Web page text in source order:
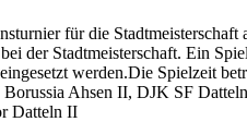
für die Stadtmeisterschaft
der Stadtmeisterschaft. Ein
werden.Die Spielzeit
Borussia Ahsen II, DJK SF
Datteln II